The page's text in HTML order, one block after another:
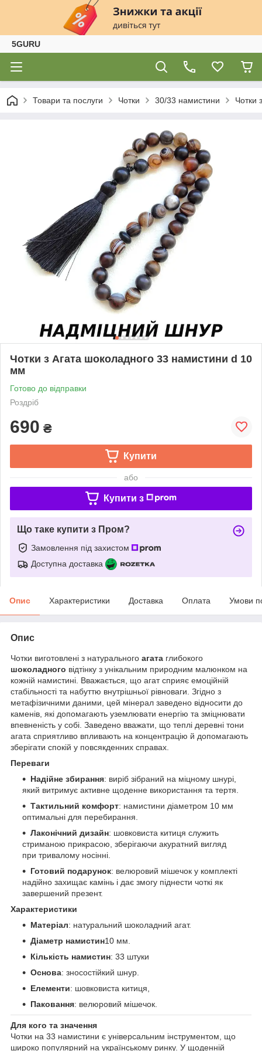
5GURU
Товари та послуги Чотки 30/33 намистини Чотки
Чотки з Агата шоколадного 33 намистини d 10
мм
Готово до відправки
Роздріб
690 ₴
Купити
або
Купити з
Що таке купити з Пром?
Замовлення під захистом
Доступна доставка
Опис Характеристики Доставка Оплата Умови
Опис
Чотки виготовлені з натурального агата глибокого
шоколадного відтінку з унікальним природним малюнком на
кожній намистині. Вважається, що агат сприяє емоційній
стабільності та набуттю внутрішньої рівноваги. Згідно з
метафізичними даними, цей мінерал заведено відносити до
каменів, які допомагають уземлювати енергію та зміцнювати
впевненість у собі. Заведено вважати, що теплі деревні тони
агата сприятливо впливають на концентрацію й допомагають
зберігати спокій у повсякденних справах.
Переваги
Надійне збирання: виріб зібраний на міцному шнурі,
який витримує активне щоденне використання та тертя.
Тактильний комфорт: намистини діаметром 10 мм
оптимальні для перебирання.
Лаконічний дизайн: шовковиста китиця служить
стриманою прикрасою, зберігаючи акуратний вигляд
при тривалому носінні.
Готовий подарунок: велюровий мішечок у комплекті
надійно захищає камінь і дає змогу піднести чоткі як
завершений презент.
Характеристики
Матеріал: натуральний шоколадний агат.
Діаметр намистин10 мм.
Кількість намистин: 33 штуки
Основа: зносостійкий шнур.
Елементи: шовковиста китиця,
Паковання: велюровий мішечок.
Для кого та значення
Чотки на 33 намистини є універсальним інструментом, що
широко популярний на українському ринку. У щоденній